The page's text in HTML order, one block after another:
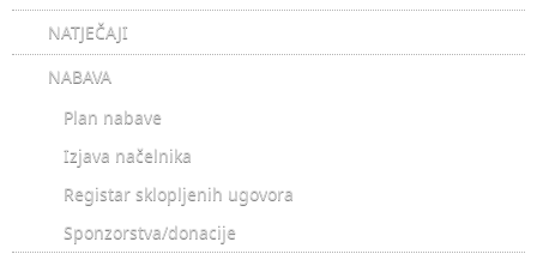
NATJEČAJI
NABAVA
Plan nabave
Izjava načelnika
Registar sklopljenih ugovora
Sponzorstva/donacije